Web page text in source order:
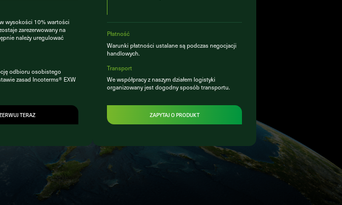
wysokości 10% wartości
zarezerwowany na
należy uregulować
odbioru osobistego
zasad Incoterms® EXW
TERAZ
Płatność
Warunki płatności ustalane są podczas negocjacji
handlowych.
Transport
We współpracy z naszym działem logistyki
organizowany jest dogodny sposób transportu.
ZAPYTAJ O PRODUKT